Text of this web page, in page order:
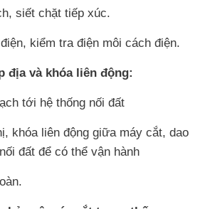
siết chặt tiếp xúc.
kiểm tra điện môi cách điện.
và khóa liên động:
tới hệ thống nối đất
khóa liên động giữa máy cắt, dao
đất để có thể vận hành